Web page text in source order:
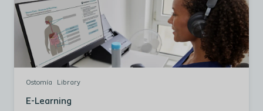
Ostomía Library
E-Learning